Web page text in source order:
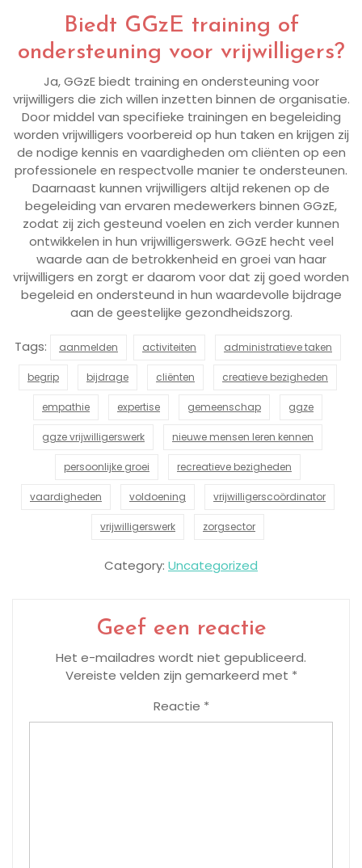
Biedt GGzE training of
ondersteuning voor vrijwilligers?
Ja, GGzE biedt training en ondersteuning voor
vrijwilligers die zich willen inzetten binnen de organisatie.
Door middel van specifieke trainingen en begeleiding
worden vrijwilligers voorbereid op hun taken en krijgen zij
de nodige kennis en vaardigheden om cliënten op een
professionele en respectvolle manier te ondersteunen.
Daarnaast kunnen vrijwilligers altijd rekenen op de
begeleiding van ervaren medewerkers binnen GGzE,
zodat zij zich gesteund voelen en zich verder kunnen
ontwikkelen in hun vrijwilligerswerk. GGzE hecht veel
waarde aan de betrokkenheid en groei van haar
vrijwilligers en zorgt er daarom voor dat zij goed worden
begeleid en ondersteund in hun waardevolle bijdrage
aan de geestelijke gezondheidszorg.
Tags:
aanmelden activiteiten administratieve taken
begrip bijdrage cliënten creatieve bezigheden
empathie expertise gemeenschap ggze
ggze vrijwilligerswerk nieuwe mensen leren kennen
persoonlijke groei recreatieve bezigheden
vaardigheden voldoening vrijwilligerscoördinator
vrijwilligerswerk zorgsector
Category: Uncategorized
Geef een reactie
Het e-mailadres wordt niet gepubliceerd.
Vereiste velden zijn gemarkeerd met *
Reactie *